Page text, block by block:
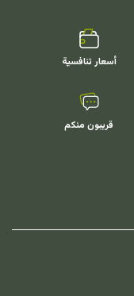
أسعار تنافسية
قريبون منكم